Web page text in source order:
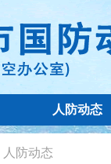
人防动态
人防动态